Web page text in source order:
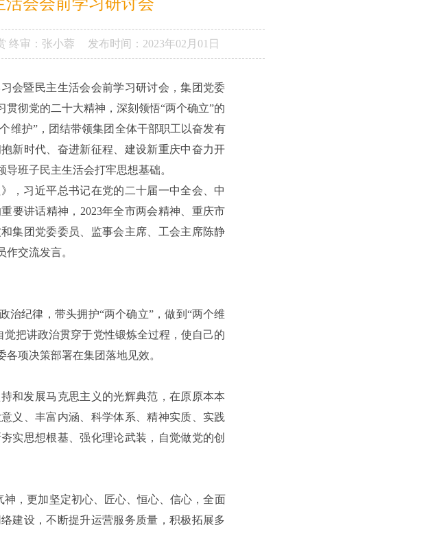
终审：张小蓉 发布时间： 2023年02月01日
会暨民主生活会会前学习研讨会，集团党委
彻党的二十大精神，深刻领悟“两个确立”的
维护”，团结带领集团全体干部职工以奋发有
新时代、奋进新征程、建设新重庆中奋力开
班子民主生活会打牢思想基础。
，习近平总书记在党的二十届一中全会、中
要讲话精神，2023年全市两会精神、重庆市
集团党委委员、监事会主席、工会主席陈静
交流发言。
治纪律，带头拥护“两个确立”，做到“两个维
把讲政治贯穿于党性锻炼全过程，使自己的
项决策部署在集团落地见效。
和发展马克思主义的光辉典范，在原原本本
义、丰富内涵、科学体系、精神实质、实践
实思想根基、强化理论武装，自觉做党的创
神，更加坚定初心、匠心、恒心、信心，全面
建设，不断提升运营服务质量，积极拓展多